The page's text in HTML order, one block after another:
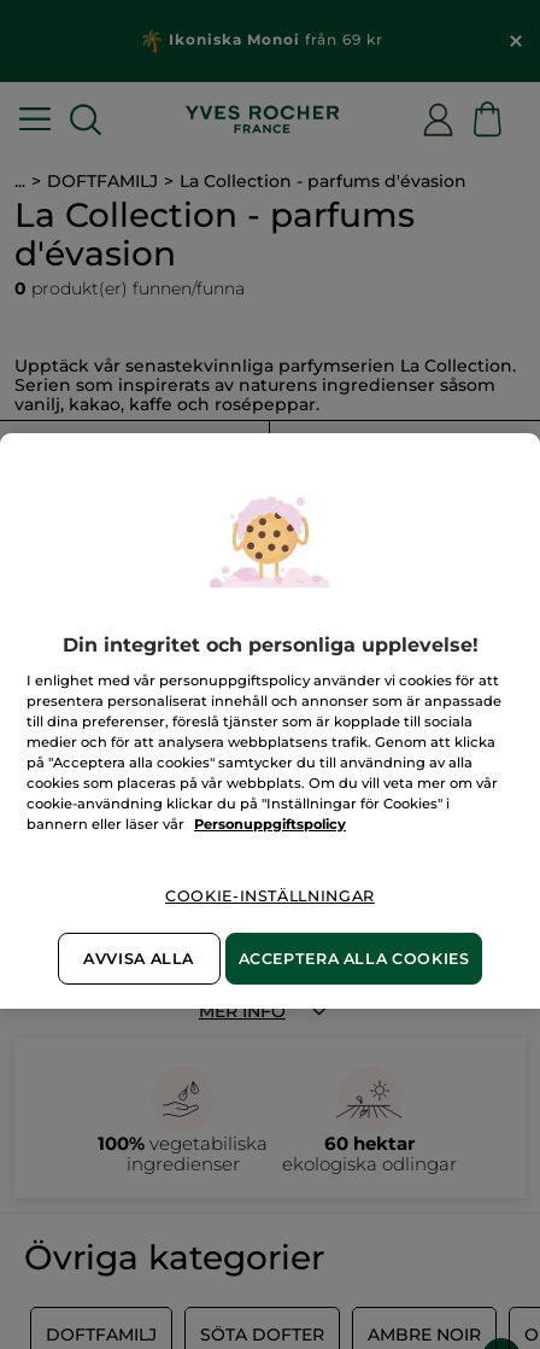
Ikoniska Monoi från 69 kr
... DOFTFAMILJ La Collection - parfums d'évasion
La Collection - parfums
d'évasion
0 produkt(er) funnen/funna
Upptäck vår senastekvinnliga parfymserien La Collection.
Serien som inspirerats av naturens ingredienser såsom
vanilj, kakao, kaffe och rosépeppar.
La Collection, doftserien till henne
La Collection är vår senaste kvinnliga doftserie. Serien är helt
inspirerad av naturen och baserad på botaniska ingredienser.
Naturen har stor betydelse i våra liv. Yves Rochers Eau de
Parfum-kollektion består därför av dofter som fångar dessa
magiska ögonblick, långt från vardagslivets kaos. Dofterna är
riktiga upplevelser i sig. De är därför helt äkta och autentiska.
påminda varje dag om vår samhörighet med den inspirerande
naturen. När man använder doften ska man nästan kunna
känna solens varma strålar mot huden samtidigt som man får
känslan av att andas in en frisk havsluft. Ta dig tid och ta in
tystnaden i en oändlig öken och förlora dig själv i en
stjärnbeströdd himmel. Upplev La Collections ljuvliga dofter
MER INFO
100% vegetabiliska
ingredienser
60 hektar
ekologiska odlingar
Övriga kategorier
DOFTFAMILJ SÖTA DOFTER AMBRE NOIR
Din integritet och personliga upplevelse!
I enlighet med vår personuppgiftspolicy använder vi cookies för att
presentera personaliserat innehåll och annonser som är anpassade
till dina preferenser, föreslå tjänster som är kopplade till sociala
medier och för att analysera webbplatsens trafik. Genom att klicka
på "Acceptera alla cookies" samtycker du till användning av alla
cookies som placeras på vår webbplats. Om du vill veta mer om vår
cookie-användning klickar du på "Inställningar för Cookies" i
bannern eller läser vår
Personuppgiftspolicy
COOKIE-INSTÄLLNINGAR
AVVISA ALLA ACCEPTERA ALLA COOKIES